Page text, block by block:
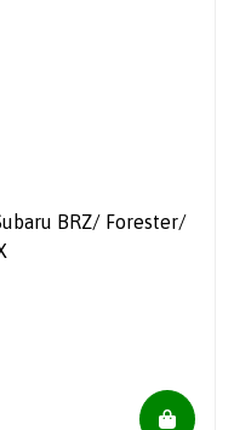
BRZ/ Forester/